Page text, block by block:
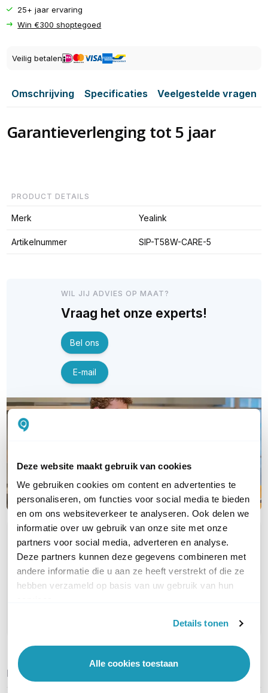
Deze website maakt gebruik van cookies
We gebruiken cookies om content en advertenties te
personaliseren, om functies voor social media te bieden
en om ons websiteverkeer te analyseren. Ook delen we
informatie over uw gebruik van onze site met onze
partners voor social media, adverteren en analyse.
Deze partners kunnen deze gegevens combineren met
andere informatie die u aan ze heeft verstrekt of die ze
hebben verzameld op basis van uw gebruik van hun
Details tonen
Alle cookies toestaan
25+ jaar ervaring
Win €300 shoptegoed
Veilig betalen
Omschrijving Specificaties Veelgestelde vragen
Garantieverlenging tot 5 jaar
PRODUCT DETAILS
Merk Yealink
Artikelnummer SIP-T58W-CARE-5
WIL JIJ ADVIES OP MAAT?
Vraag het onze experts!
Bel ons
E-mail
OVER DIT PRODUCT
Veelgestelde vragen
Geen vragen gevonden
REVIEWS Ga naar Trusted Shops reviews